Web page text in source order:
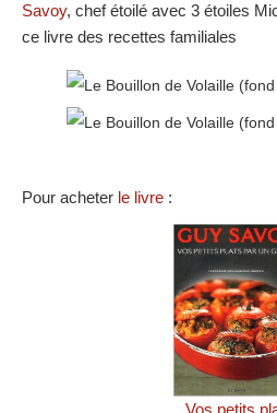
Savoy, chef étoilé avec 3 étoiles
ce livre des recettes familiales
Pour acheter le livre :